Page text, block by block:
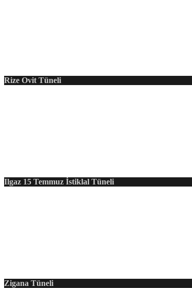
Rize Ovit Tüneli
Ilgaz 15 Temmuz İstiklal Tüneli
Zigana Tüneli